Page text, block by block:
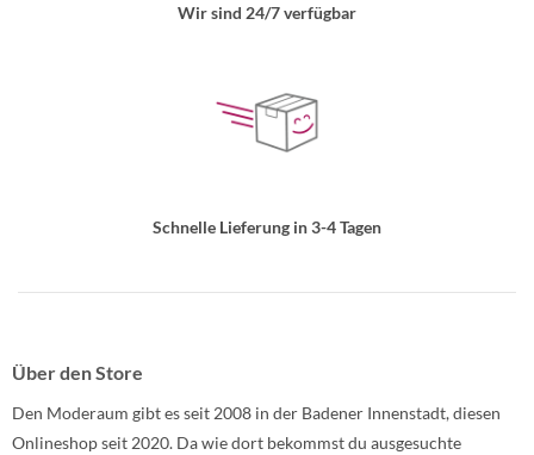
Wir sind 24/7 verfügbar
Schnelle Lieferung in 3-4 Tagen
Über den Store
Den Moderaum gibt es seit 2008 in der Badener Innenstadt, diesen
Onlineshop seit 2020. Da wie dort bekommst du ausgesuchte